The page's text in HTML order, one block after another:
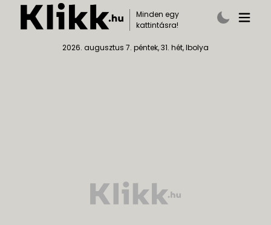
Minden egy
kattintásra!
2026. augusztus 7. péntek, 31. hét, Ibolya